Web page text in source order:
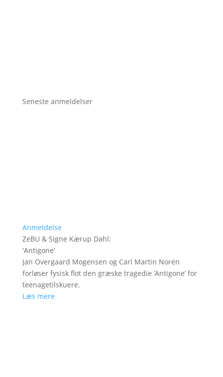
Seneste anmeldelser
Anmeldelse
ZeBU & Signe Kærup Dahl:
'Antigone'
Jan Overgaard Mogensen og Carl Martin Norén
forløser fysisk flot den græske tragedie ’Antigone’ for
teenagetilskuere.
Læs mere